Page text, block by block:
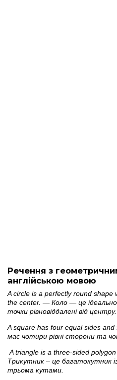
Речення з
англійською мовою
A circle is a perfectly round shape
the center. — Коло — це ідеально
точки рівновіддалені від центру.
A square has four equal sides and
має чотири рівні сторони та
A triangle is a three-sided
Трикутник – це багатокутник
трьома кутами.